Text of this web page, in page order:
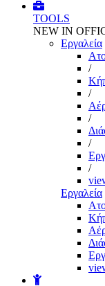
TOOLS
NEW IN
Εργαλεία
/
/
/
/
/
Εργαλεία